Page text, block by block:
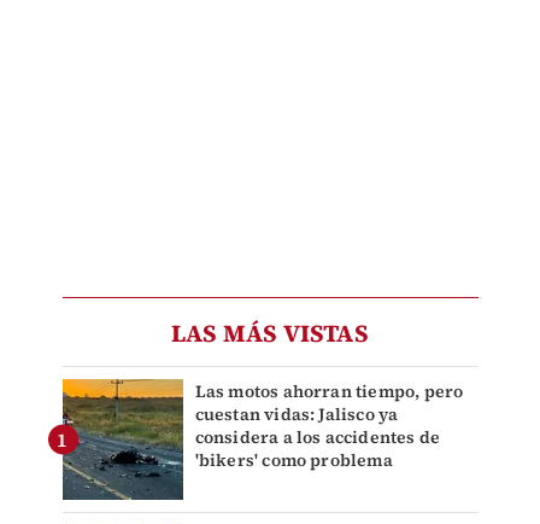
LAS MÁS VISTAS
Las motos ahorran tiempo, pero
cuestan vidas: Jalisco ya
considera a los accidentes de
'bikers' como problema